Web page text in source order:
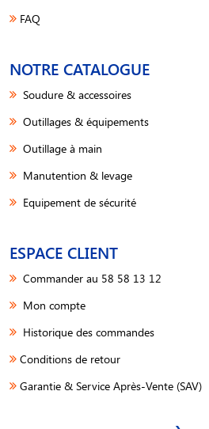
FAQ
NOTRE CATALOGUE
Soudure & accessoires
Outillages & équipements
Outillage à main
Manutention & levage
Equipement de sécurité
ESPACE CLIENT
Commander au 58 58 13 12
Mon compte
Historique des commandes
Conditions de retour
Garantie & Service Après-Vente (SAV)